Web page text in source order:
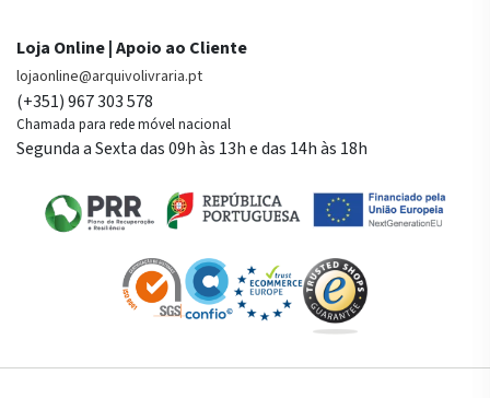
Loja Online | Apoio ao Cliente
lojaonline@arquivolivraria.pt
(+351) 967 303 578
Chamada para rede móvel nacional
Segunda a Sexta das 09h às 13h e das 14h às 18h